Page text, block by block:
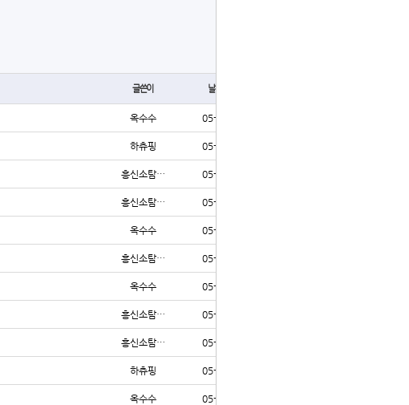
글쓴이 날짜
옥수수 05-01
하츄핑 05-01
흥신소탐… 05-01
흥신소탐… 05-01
옥수수 05-01
흥신소탐… 05-01
옥수수 05-01
흥신소탐… 05-01
흥신소탐… 05-01
하츄핑 05-01
옥수수 05-01